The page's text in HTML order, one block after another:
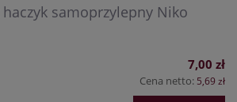
samoprzylepny Niko
7,00 zł
Cena netto: 5,69 zł